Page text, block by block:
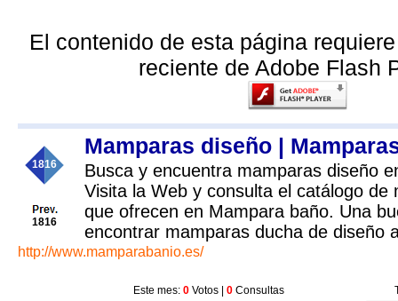
El contenido de esta página
reciente de Adobe Flash
1816
1816
Mamparas diseño |
Busca y encuentra mamparas diseño
Visita la Web y consulta el catálogo de
que ofrecen en Mampara baño. Una
encontrar mamparas ducha de diseño
http://www.mamparabanio.es/
Este mes: 0 Votos | 0 Consultas